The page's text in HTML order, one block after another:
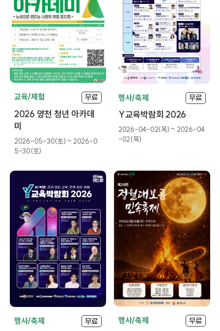
교육/체험 무료
2026 양천 청년 아카데
미
2026-05-30(토) ~ 2026-0
5-30(토)
행사/축제 무료
Y교육박람회 2026
2026-04-02(목) ~ 2026-04
-02(목)
행사/축제 무료 행사/축제 무료